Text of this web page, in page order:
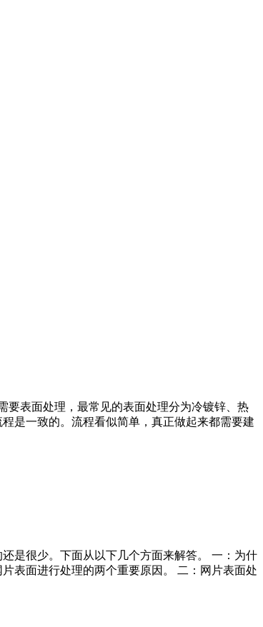
要表面处理，最常见的表面处理分为冷镀锌、热
是一致的。流程看似简单，真正做起来都需要建
是很少。下面从以下几个方面来解答。 一：为什
表面进行处理的两个重要原因。 二：网片表面处